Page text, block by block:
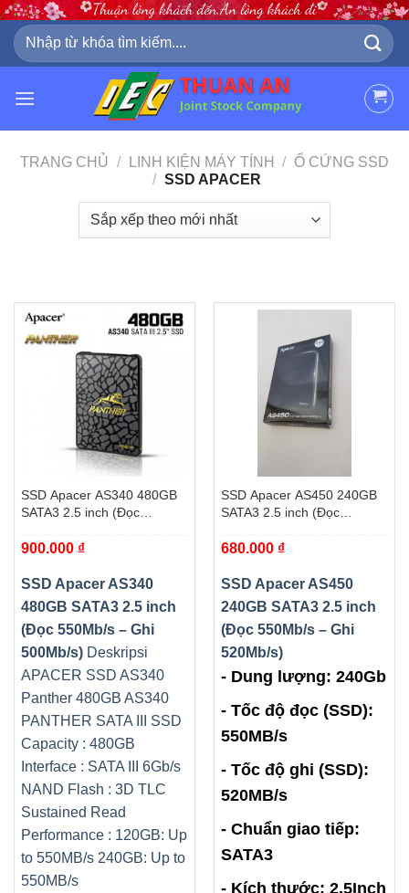
Skip
content
Tìm
kiếm:
TRANG CHỦ / LINH KIỆN MÁY TÍNH / Ổ CỨNG SSD
/ SSD APACER
SSD Apacer AS340 480GB
SATA3 2.5 inch (Đọc
900.000 ₫
SSD Apacer AS340
480GB SATA3 2.5 inch
(Đọc 550Mb/s – Ghi
500Mb/s) Deskripsi
APACER SSD AS340
Panther 480GB AS340
PANTHER SATA III SSD
Capacity : 480GB
Interface : SATA III 6Gb/s
NAND Flash : 3D TLC
Sustained Read
Performance : 120GB: Up
to 550MB/s 240GB: Up to
550MB/s
SSD Apacer AS450 240GB
SATA3 2.5 inch (Đọc
680.000 ₫
SSD Apacer AS450
240GB SATA3 2.5 inch
(Đọc 550Mb/s – Ghi
520Mb/s)
- Dung lượng: 240Gb
- Tốc độ đọc (SSD):
550MB/s
- Tốc độ ghi (SSD):
520MB/s
- Chuẩn giao tiếp:
SATA3
- Kích thước: 2.5Inch